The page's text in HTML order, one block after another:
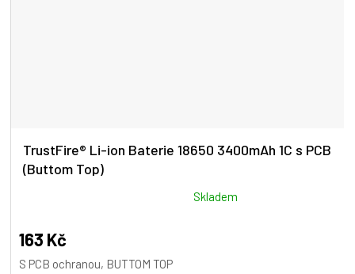
TrustFire® Li-ion Baterie 18650 3400mAh 1C s PCB
(Buttom Top)
produktu
je
5,0
Skladem
163 Kč
S PCB ochranou, BUTTOM TOP